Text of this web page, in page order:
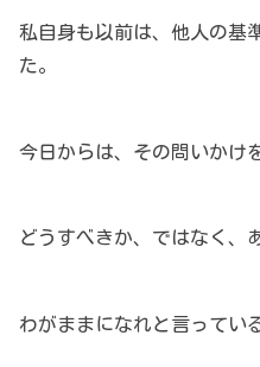
私自身も以前は、他人の基
た。
今日からは、その問いかけ
どうすべきか、ではなく、
わがままになれと言ってい